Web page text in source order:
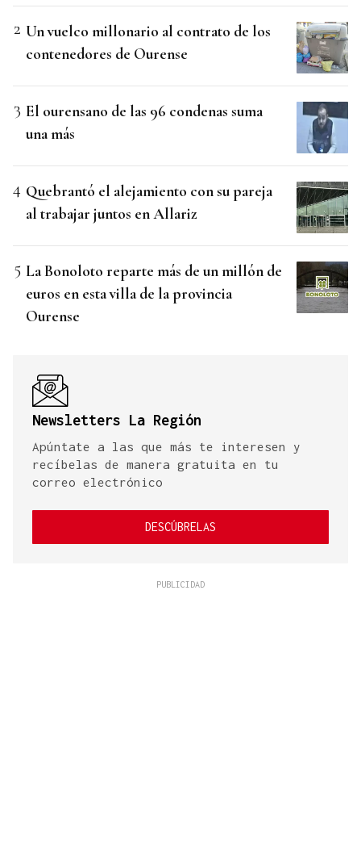
Un vuelco millonario al contrato de los
contenedores de Ourense
El ourensano de las 96 condenas suma
una más
Quebrantó el alejamiento con su pareja
al trabajar juntos en Allariz
La Bonoloto reparte más de un millón de
euros en esta villa de la provincia
Ourense
Newsletters La Región
Apúntate a las que más te interesen y
recíbelas de manera gratuita en tu
correo electrónico
DESCÚBRELAS